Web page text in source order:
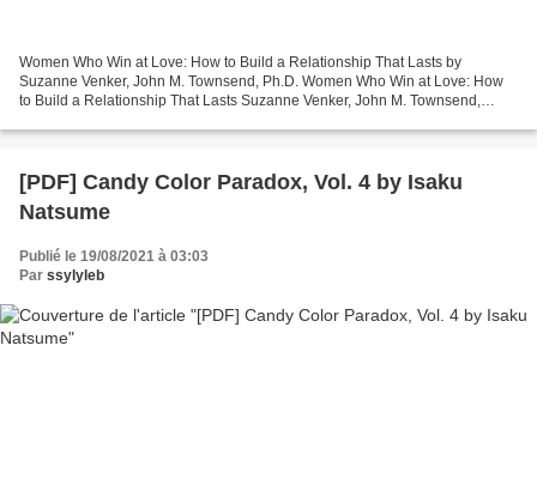
Women Who Win at Love: How to Build a Relationship That Lasts by
Suzanne Venker, John M. Townsend, Ph.D. Women Who Win at Love: How
to Build a Relationship That Lasts Suzanne Venker, John M. Townsend,
[PDF] Candy Color Paradox, Vol. 4 by Isaku
Natsume
Publié le 19/08/2021 à 03:03
Par ssylyleb